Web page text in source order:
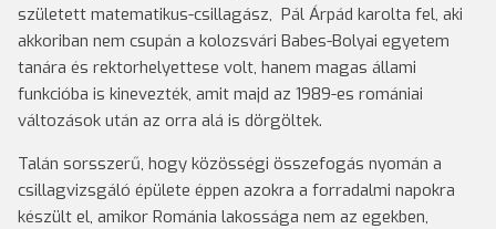
született matematikus-csillagász, Pál Árpád karolta fel, aki
akkoriban nem csupán a kolozsvári Babes-Bolyai egyetem
tanára és rektorhelyettese volt, hanem magas állami
funkcióba is kinevezték, amit majd az 1989-es romániai
változások után az orra alá is dörgöltek.
Talán sorsszerű, hogy közösségi összefogás nyomán a
csillagvizsgáló épülete éppen azokra a forradalmi napokra
készült el, amikor Románia lakossága nem az egekben,